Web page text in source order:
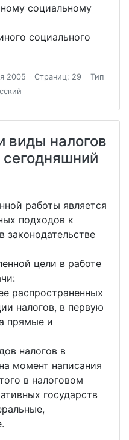
социальному
социального
2005 Страниц: 29
Тип
виды налогов
работы является
подходов к
законодательстве
цели в работе
распространенных
налогов, в первую
прямые и
налогов в
момент написания
в налоговом
государств